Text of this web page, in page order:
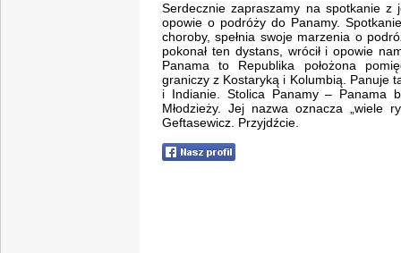
Serdecznie zapraszamy na spotkanie z
opowie o podróży do Panamy.
choroby, spełnia swoje marzenia o
pokonał ten dystans, wrócił i opowie
Panama to Republika położona
graniczy z Kostaryką i Kolumbią. Panuje
i Indianie. Stolica Panamy – Panama
Młodzieży. Jej nazwa oznacza „wiele
Geftasewicz. Przyjdźcie.